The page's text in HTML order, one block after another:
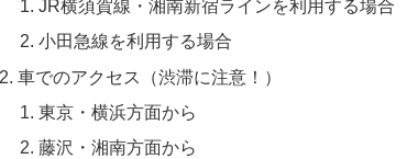
JR横須賀線・湘南新宿ラインを利用する場合
小田急線を利用する場合
車でのアクセス（渋滞に注意！）
東京・横浜方面から
藤沢・湘南方面から